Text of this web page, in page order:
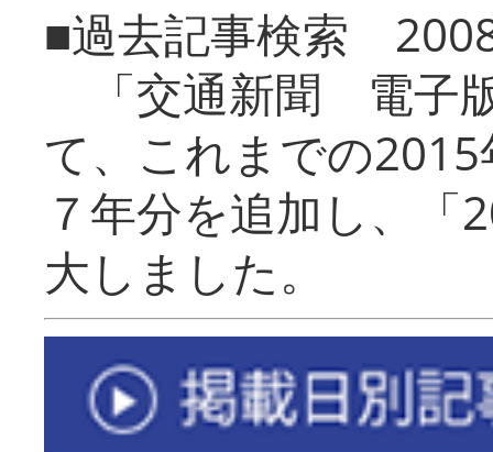
■過去記事検索
「交通新聞 電子
て、これまでの
７年分を追加し、「
大しまし